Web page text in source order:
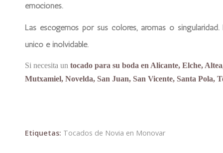
emociones.
Las escogemos por sus colores, aromas o
único e inolvidable.
Si necesita un tocado para su boda en Alicante, Elche,
Mutxamiel, Novelda, San Juan, San Vicente, Santa Pola,
Etiquetas: Tocados de Novia en Monovar